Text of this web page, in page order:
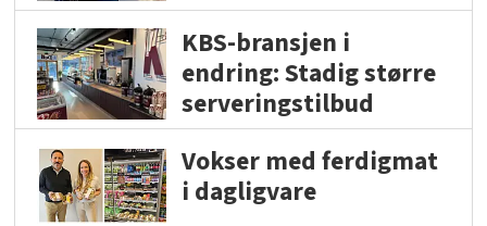
KBS-bransjen i
endring: Stadig større
serveringstilbud
Vokser med ferdigmat
i dagligvare